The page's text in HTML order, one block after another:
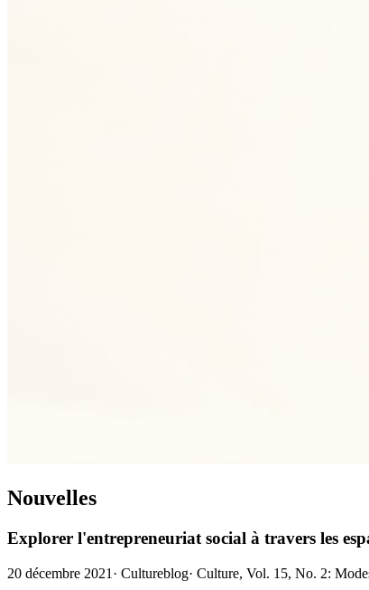
Nouvelles
Explorer l'entrepreneuriat social à travers les
20 décembre 2021 · Cultureblog· Culture, Vol. 15, No. 2: